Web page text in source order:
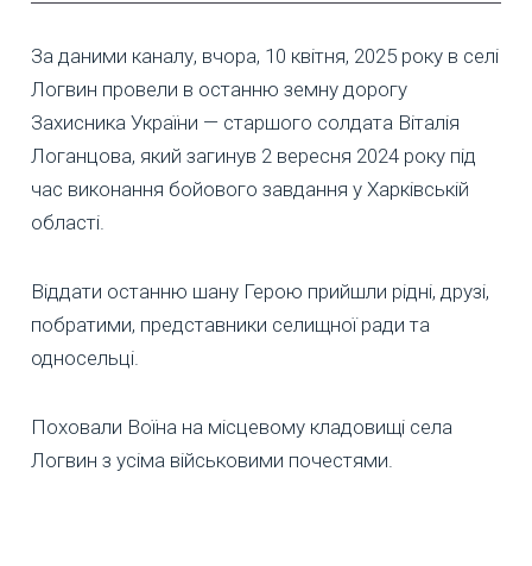
За даними каналу, вчора, 10 квітня, 2025 року в селі
Логвин провели в останню земну дорогу
Захисника України — старшого солдата Віталія
Логанцова, який загинув 2 вересня 2024 року під
час виконання бойового завдання у Харківській
області.
Віддати останню шану Герою прийшли рідні, друзі,
побратими, представники селищної ради та
односельці.
Поховали Воїна на місцевому кладовищі села
Логвин з усіма військовими почестями.